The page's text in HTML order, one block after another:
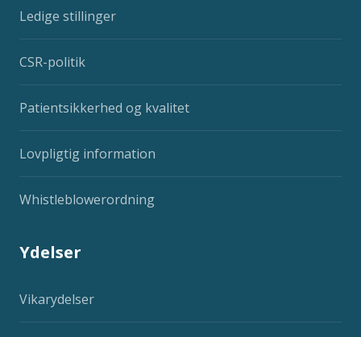
Ledige stillinger
CSR-politik
Patientsikkerhed og kvalitet
Lovpligtig information
Whistleblowerordning
Ydelser
Vikarydelser